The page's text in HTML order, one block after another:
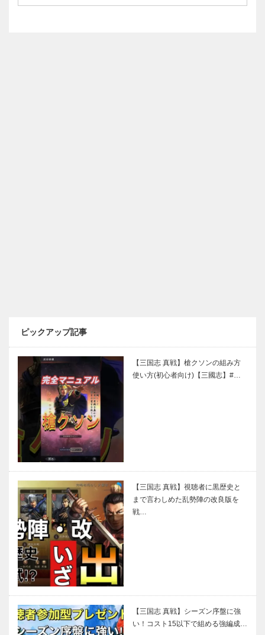
ピックアップ記事
【三国志 真戦】槍クソンの組み方
使い方(初心者向け)【三國志】#…
【三国志 真戦】視聴者に黒歴史と
まで言わしめた乱勢陣の改良版を
戦…
【三国志 真戦】シーズン序盤に強
い！コスト15以下で組める強編成…